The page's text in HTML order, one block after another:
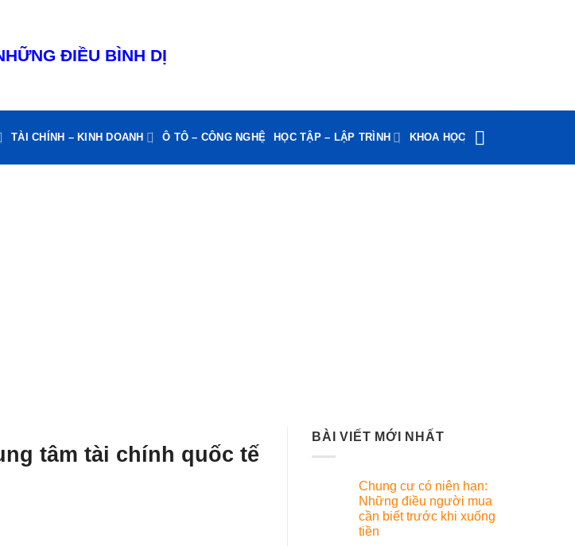
ĐIỀU BÌNH DỊ
TÀI CHÍNH – KINH DOANH Ô TÔ – CÔNG NGHỆ HỌC TẬP – LẬP TRÌNH KHOA HỌC
tâm tài chính quốc tế
BÀI VIẾT MỚI NHẤT
Chung cư có niên hạn:
Những điều người mua
cần biết trước khi xuống
tiền